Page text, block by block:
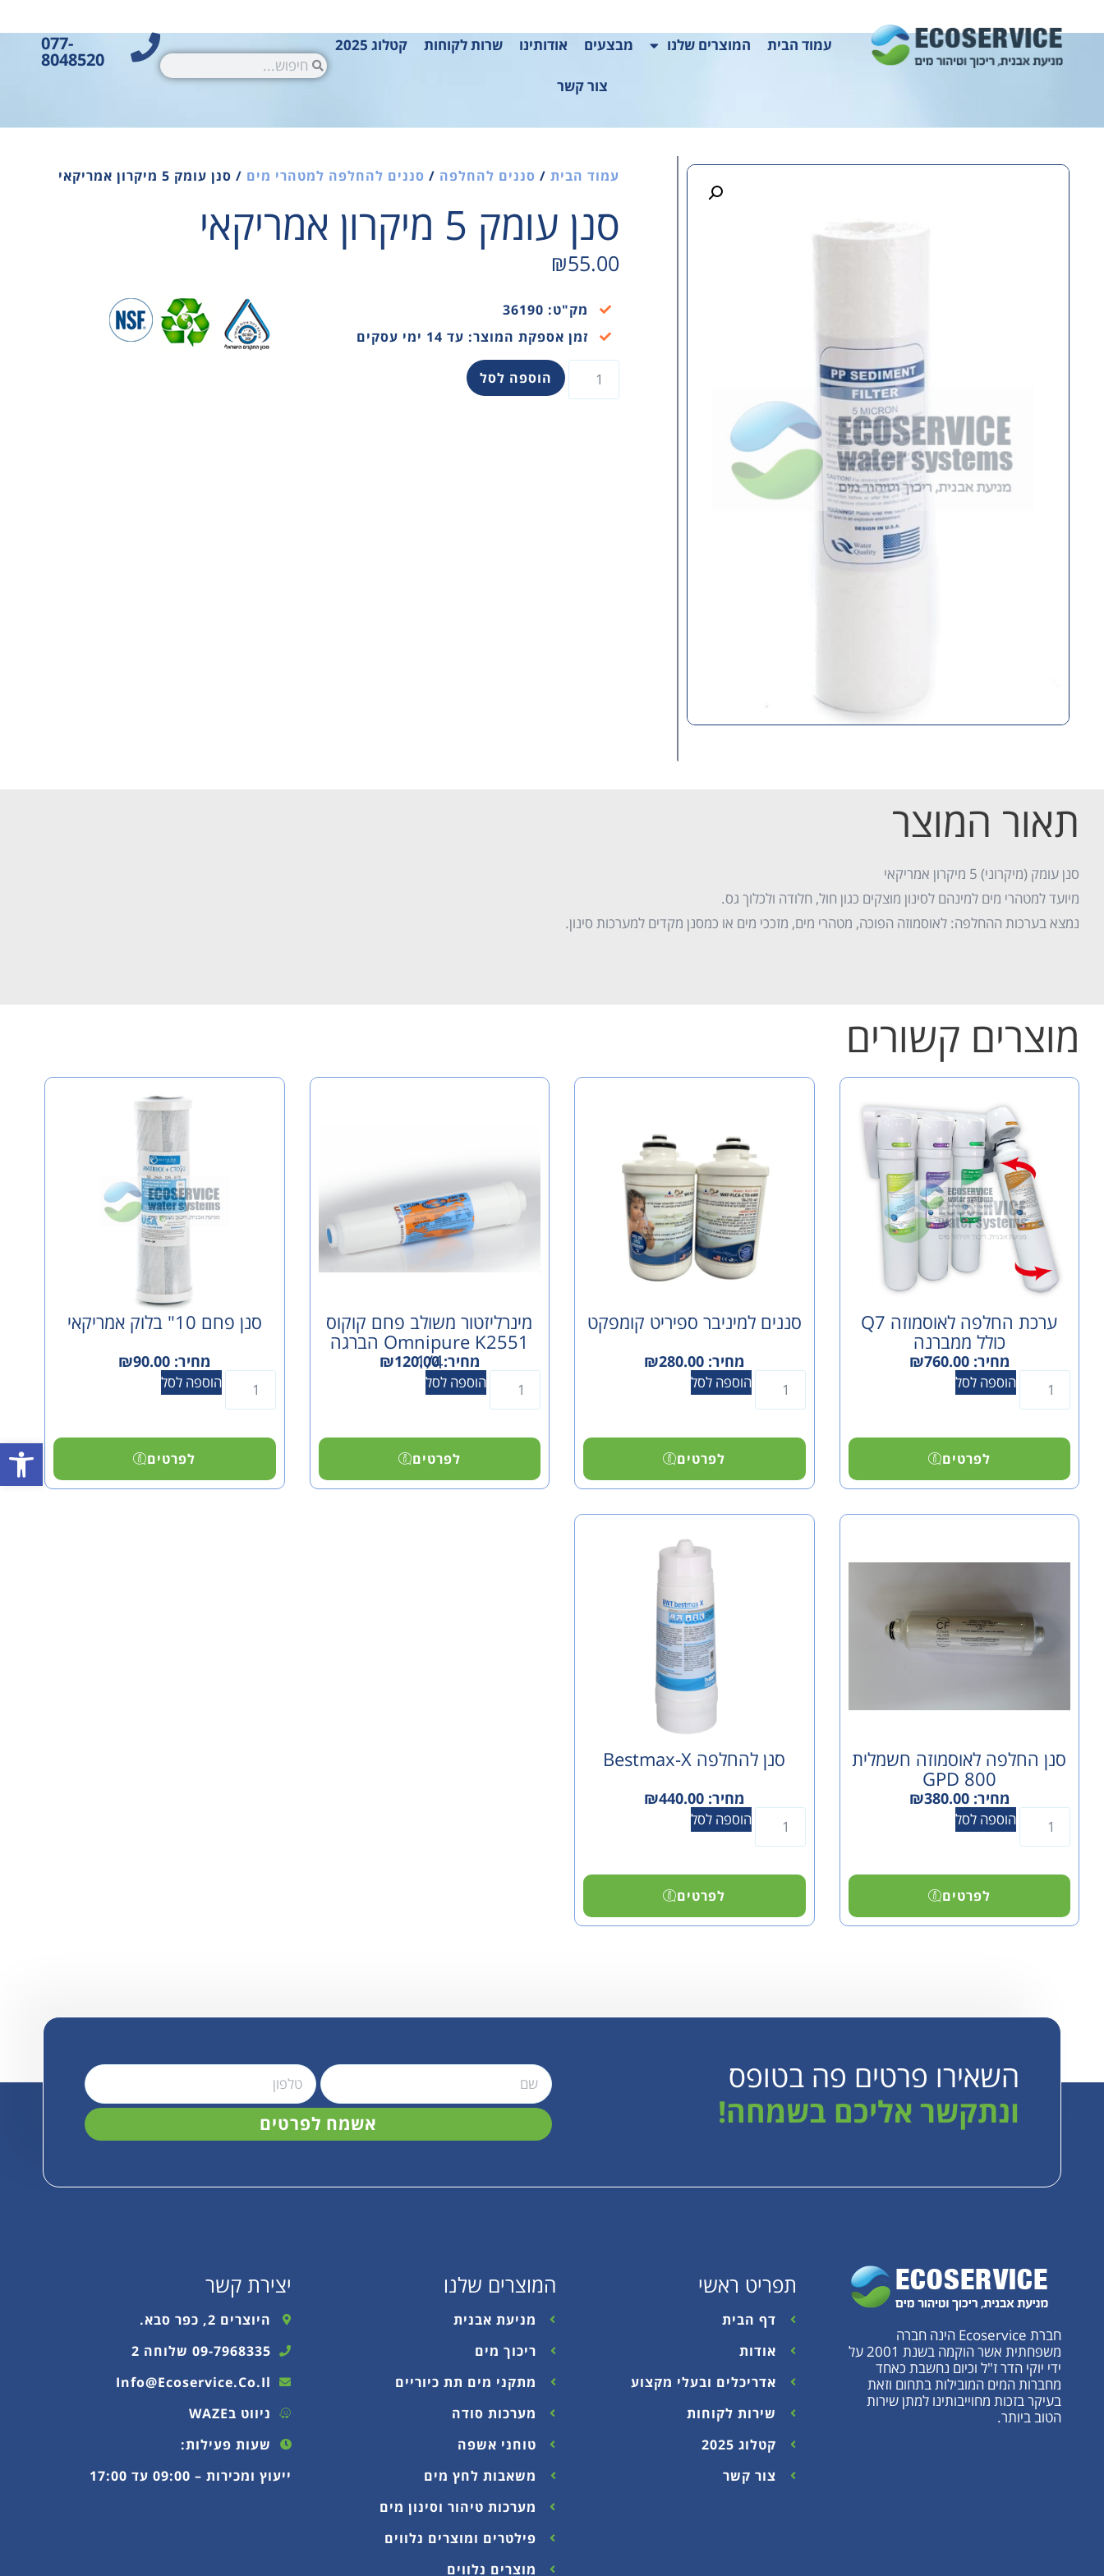
פתח
עמוד הבית המוצרים שלנו מבצעים אודותינו שרות לקוחות קטלוג 2025
צור קשר
077-
8048520
עמוד הבית / סננים להחלפה / סננים להחלפה למטהרי מים / סנן עומק 5 מיקרון אמריקאי
סנן עומק 5 מיקרון אמריקאי
₪55.00
מק"ט: 36190
זמן אספקת המוצר: עד 14 ימי עסקים
הוספה לסל
תאור המוצר
סנן עומק (מיקרוני) 5 מיקרון אמריקאי
מיועד למטהרי מים למינהם לסינון מוצקים כגון חול, חלודה ולכלוך גס.
נמצא בערכות ההחלפה: לאוסמוזה הפוכה, מטהרי מים, מזככי מים או כמסנן מקדים למערכות סינון.
מוצרים קשורים
ערכת החלפה לאוסמוזה Q7
כולל ממברנה
מחיר: ₪760.00
הוספה לסל
לפרטים
סננים למיניבר ספיריט קומפקט
מחיר: ₪280.00
הוספה לסל
לפרטים
מינרליזטור משולב פחם קוקוס
Omnipure K2551 הברגה
1/4מחיר: ₪120.00
הוספה לסל
לפרטים
סנן פחם 10" בלוק אמריקאי
מחיר: ₪90.00
הוספה לסל
לפרטים
סנן החלפה לאוסמוזה חשמלית
800 GPD
מחיר: ₪380.00
הוספה לסל
לפרטים
סנן להחלפה Bestmax-X
מחיר: ₪440.00
הוספה לסל
לפרטים
השאירו פרטים פה בטופס
ונתקשר אליכם בשמחה!
אשמח לפרטים
חברת Ecoservice הינה חברה
משפחתית אשר הוקמה בשנת 2001 על
ידי יוקי הדר ז"ל וכיום נחשבת כאחד
מחברות המים המובילות בתחום וזאת
בעיקר בזכות מחוייבותינו למתן שירות
הטוב ביותר.
תפריט ראשי
דף הבית
אודות
אדריכלים ובעלי מקצוע
שירות לקוחות
קטלוג 2025
צור קשר
המוצרים שלנו
מניעת אבנית
ריכוך מים
מתקני מים תת כיוריים
מערכות סודה
טוחני אשפה
משאבות לחץ מים
מערכות טיהור וסינון מים
פילטרים ומוצרים נלווים
מוצרים נלווים
יצירת קשר
היוצרים 2, כפר סבא.
09-7968335 שלוחה 2
Info@ecoservice.co.il
ניווט בWAZE
שעות פעילות:
ייעוץ ומכירות – 09:00 עד 17:00